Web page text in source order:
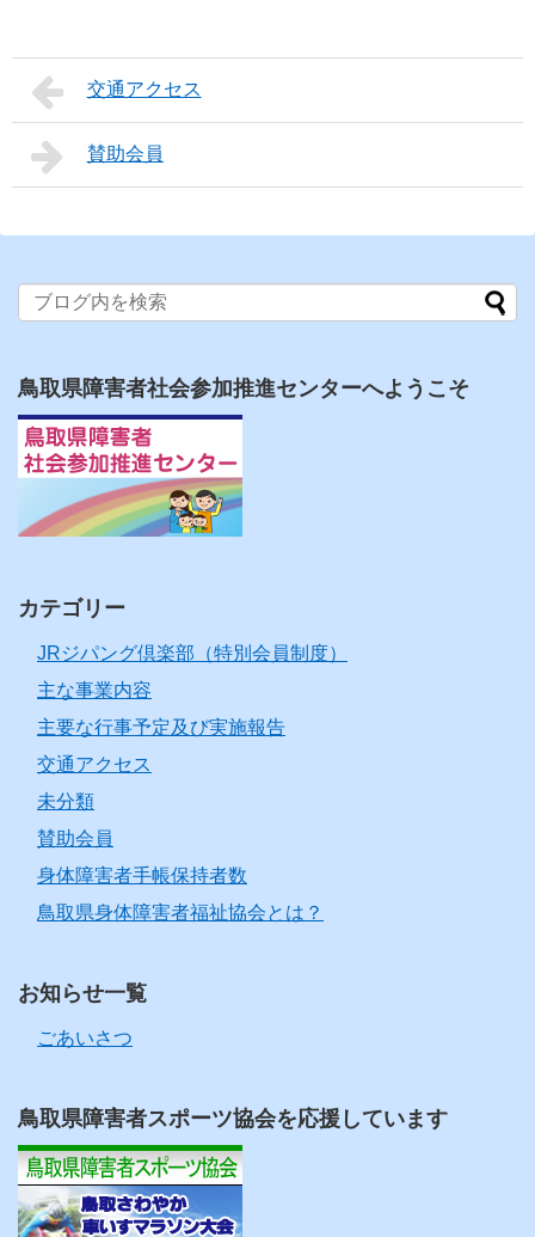
交通アクセス
賛助会員
鳥取県障害者社会参加推進センターへようこそ
カテゴリー
JRジパング倶楽部（特別会員制度）
主な事業内容
主要な行事予定及び実施報告
交通アクセス
未分類
賛助会員
身体障害者手帳保持者数
鳥取県身体障害者福祉協会とは？
お知らせ一覧
ごあいさつ
鳥取県障害者スポーツ協会を応援しています